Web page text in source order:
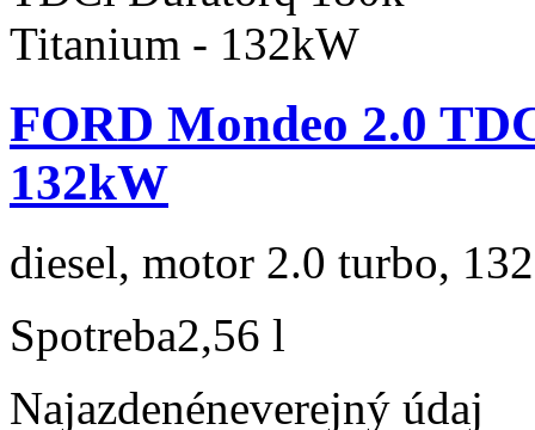
FORD Mondeo 2.0
132kW
diesel, motor 2.0 turbo,
Spotreba2,56 l
Najazdenéneverejný údaj